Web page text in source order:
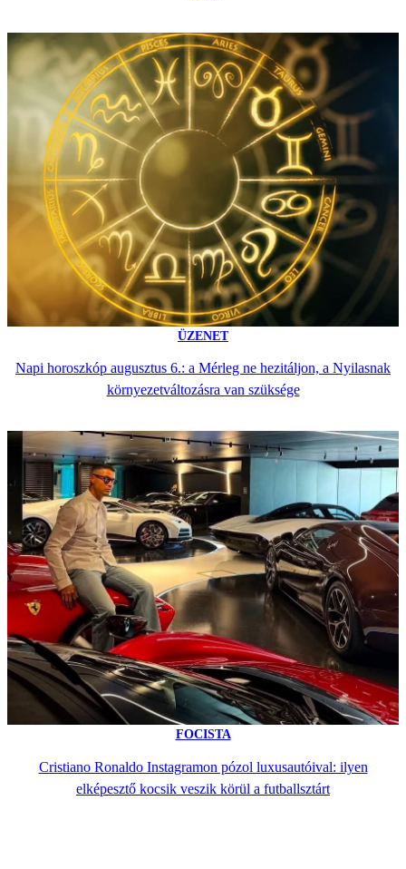
ÜZENET
Napi horoszkóp augusztus 6.: a Mérleg ne hezitáljon, a Nyilasnak
környezetváltozásra van szüksége
FOCISTA
Cristiano Ronaldo Instagramon pózol luxusautóival: ilyen
elképesztő kocsik veszik körül a futballsztárt